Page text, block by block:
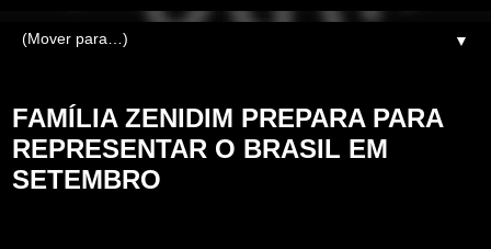
▼
FAMÍLIA ZENIDIM PREPARA PARA
REPRESENTAR O BRASIL EM
SETEMBRO